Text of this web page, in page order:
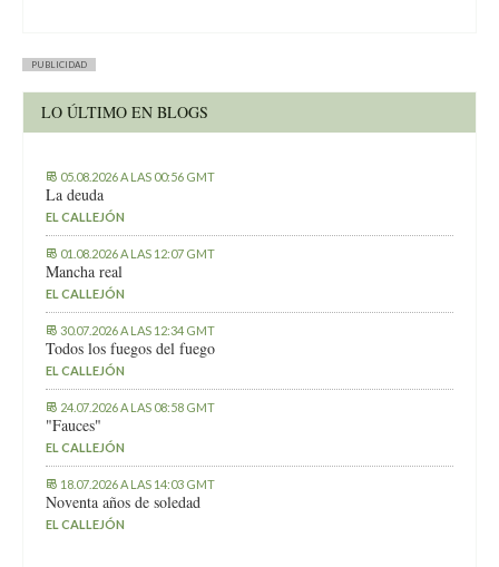
PUBLICIDAD
LO ÚLTIMO EN BLOGS
05.08.2026 A LAS 00:56 GMT
La deuda
EL CALLEJÓN
01.08.2026 A LAS 12:07 GMT
Mancha real
EL CALLEJÓN
30.07.2026 A LAS 12:34 GMT
Todos los fuegos del fuego
EL CALLEJÓN
24.07.2026 A LAS 08:58 GMT
"Fauces"
EL CALLEJÓN
18.07.2026 A LAS 14:03 GMT
Noventa años de soledad
EL CALLEJÓN